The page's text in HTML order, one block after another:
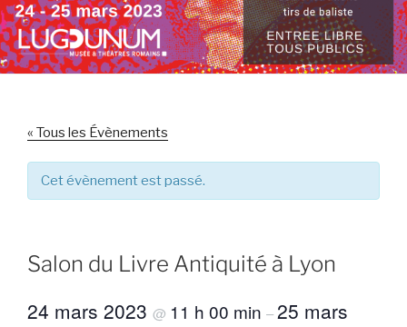
« Tous les Évènements
Cet évènement est passé.
Salon du Livre Antiquité à Lyon
24 mars 2023 @ 11 h 00 min –25 mars